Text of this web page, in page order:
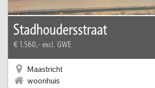
Stadhoudersstraat
€ 1.560,- excl. GWE
Maastricht
woonhuis